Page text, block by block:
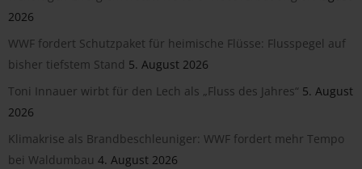
2026
WWF fordert Schutzpaket für heimische Flüsse: Flusspegel auf
bisher tiefstem Stand 5. August 2026
Toni Innauer wirbt für den Lech als „Fluss des Jahres“ 5. August
2026
Klimakrise als Brandbeschleuniger: WWF fordert mehr Tempo
bei Waldumbau 4. August 2026